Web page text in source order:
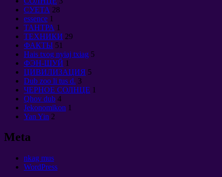
СУЕТА 28
essence 1
ТАНТРА 1
ТЕХНИКИ 29
ФАКТЫ 51
Hais txog nyiaj txiag 5
ФЭН-ШУЙ 1
ЦИВИЛИЗАЦИЯ 5
Dub zoo li tus d. 3
ЧЕРНОЕ СОЛНЦЕ 1
Qhov dub 4
Jekonomikon 1
Yan Yin 2
Meta
nkag mus
WordPress